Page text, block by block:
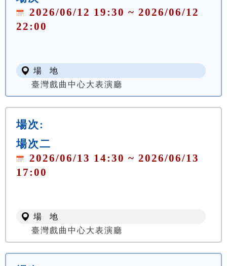
2026/06/12 19:30 ~ 2026/06/12
22:00
場 地
臺灣戲曲中心大表演廳
場次:
場次二
2026/06/13 14:30 ~ 2026/06/13
17:00
場 地
臺灣戲曲中心大表演廳